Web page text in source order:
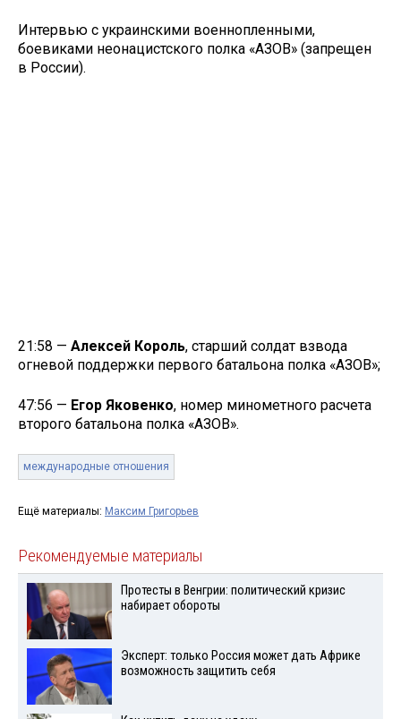
Интервью с украинскими военнопленными,
боевиками неонацистского полка «АЗОВ» (запрещен
в России).
21:58 — Алексей Король, старший солдат взвода
огневой поддержки первого батальона полка «АЗОВ»;
47:56 — Егор Яковенко, номер минометного расчета
второго батальона полка «АЗОВ».
международные отношения
Ещё материалы: Максим Григорьев
Рекомендуемые материалы
Протесты в Венгрии: политический кризис
набирает обороты
Эксперт: только Россия может дать Африке
возможность защитить себя